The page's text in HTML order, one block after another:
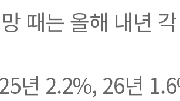
때는 올해 내년
년 2.2%, 26년